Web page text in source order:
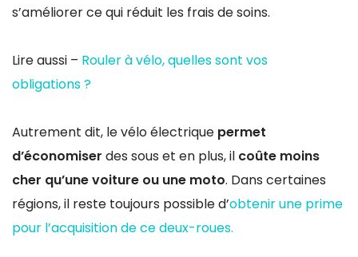
s’améliorer ce qui réduit les frais de soins.
Lire aussi – Rouler à vélo, quelles sont vos
obligations ?
Autrement dit, le vélo électrique permet
d’économiser des sous et en plus, il coûte moins
cher qu’une voiture ou une moto. Dans certaines
régions, il reste toujours possible d’obtenir une prime
pour l’acquisition de ce deux-roues.